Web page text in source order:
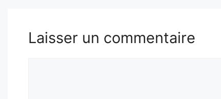
Laisser un commentaire